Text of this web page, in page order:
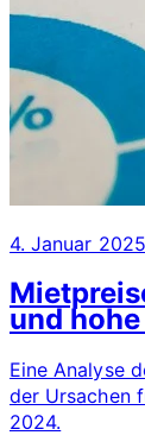
4. Januar 2025
und
Eine Analyse
der Ursachen
2024.